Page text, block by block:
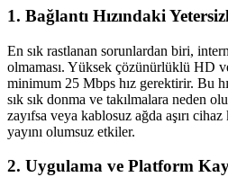
1. Bağlantı Hızındaki
En sık rastlanan sorunlardan biri,
olmaması. Yüksek çözünürlüklü HD
minimum 25 Mbps hız gerektirir. Bu
sık sık donma ve takılmalara neden
zayıfsa veya kablosuz ağda aşırı
yayını olumsuz etkiler.
2. Uygulama ve Platform